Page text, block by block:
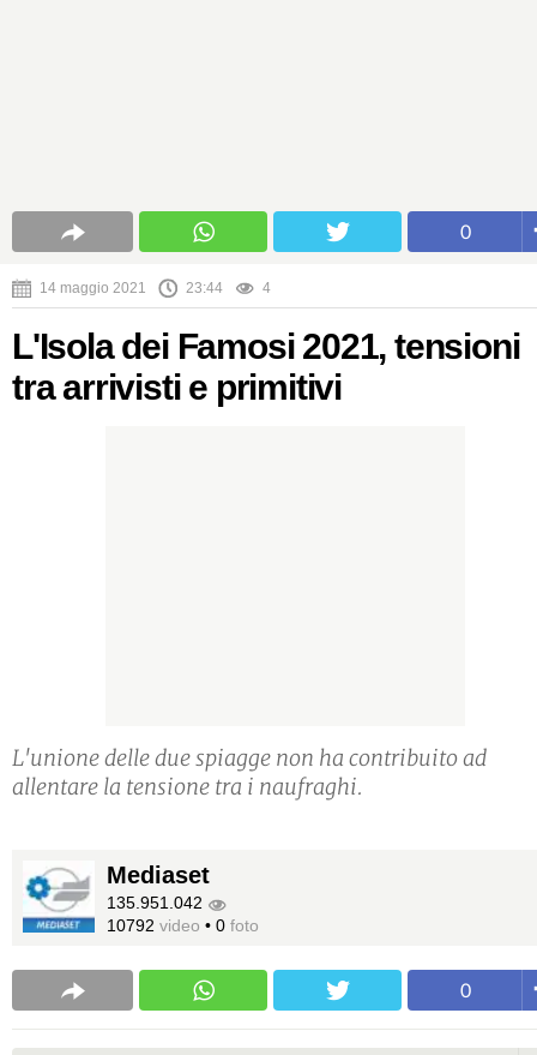
0
14 maggio 2021 23:44 4
L'Isola dei Famosi 2021, tensioni
tra arrivisti e primitivi
L'unione delle due spiagge non ha contribuito ad
allentare la tensione tra i naufraghi.
Mediaset
135.951.042
10792 video • 0 foto
0